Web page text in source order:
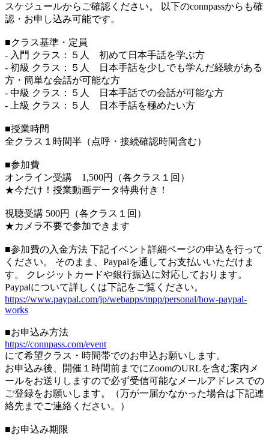
スケジュールからご確認ください。 以下のconnpassからも確
認・お申し込み可能です。
■クラス基準・定員
- 入門 クラス：５人 初めて日本手話を学ぶ方
- 初級 クラス：５人 日本手話を少しでも学んだ経験がある
方・簡単な会話が可能な方
- 中級 クラス：５人 日本手話での会話が可能な方
- 上級 クラス：５人 日本手話を極めたい方
■授業時間
全クラス１時間半（点呼・接続確認時間含む）
■参加費
オンライン受講 1,500円（各クラス１回）
★今だけ！授業動画データ特典付き！
視聴受講 500円（各クラス１回）
★カメラ不要で参加できます
■参加費の入金方法 下記イベント詳細ページの申込を行って
ください。 そのまま、Paypalを通してお支払いいただけま
す。 クレジットカードや銀行振込に対応しております。
Paypalについて詳しくは下記をご覧ください。
https://www.paypal.com/jp/webapps/mpp/personal/how-paypal-
works
■お申込み方法
https://connpass.com/event
にて希望クラス・時間帯でのお申込お願いします。
お申込み後、開催１時間前までにZoomのURLを含む案内メ
ールをお送りしますので必ず受信可能なメールアドレスでの
ご登録をお願いします。（万が一届かなかった場合は下記連
絡先までご連絡ください。）
■お申込み期限